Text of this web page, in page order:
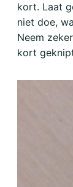
kort. Laat
niet doe,
Neem
kort